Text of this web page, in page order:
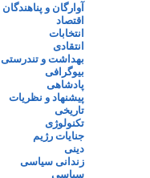
آوارگان و پناهندگان
اقتصاد
انتخابات
انتقادی
بهداشت و تندرستی
بیوگرافی
پادشاهی
پیشنهاد و نظریات
تاریخی
تکنولوژی
جنایات رژیم
دینی
زندانی سیاسی
سیاسی